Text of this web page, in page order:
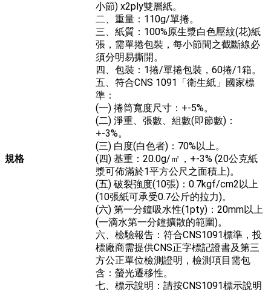
規格
小節) x2ply雙層紙。
二、重量：110g/單捲。
三、紙質：100%原生漿白色壓紋(花)紙
張，需單捲包裝，每小節間之截斷線必
須分明易撕開。
四、包裝：1捲/單捲包裝，60捲/1箱。
五、符合CNS 1091「衛生紙」國家標
準：
(一) 捲筒寬度尺寸：+-5%。
(二) 淨重、張數、組數(即節數)：
+-3%。
(三) 白度(白色者)：70%以上。
(四) 基重：20.0g/㎡，+-3% (20公克紙
漿可佈滿於1平方公尺之面積上)。
(五) 破裂強度(10張)：0.7kgf/cm2以上
(10張紙可承受0.7公斤的拉力)。
(六) 第一分鐘吸水性(1pty)：20mm以上
(一滴水第一分鐘擴散的範圍)。
六、檢驗報告：符合CNS1091標準，投
標廠商需提供CNS正字標記證書及第三
方公正單位檢測證明，檢測項目需包
含：螢光遷移性。
七、標示說明：請按CNS1091標示說明